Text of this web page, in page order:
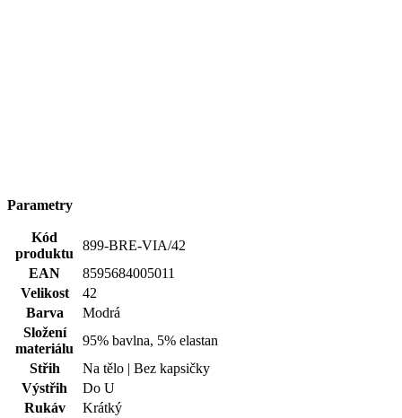
Parametry
Kód
produktu
899-BRE-VIA/42
EAN
8595684005011
Velikost
42
Barva
Modrá
Složení
materiálu
95% bavlna, 5% elastan
Střih
Na tělo | Bez kapsičky
Výstřih
Do U
Rukáv
Krátký